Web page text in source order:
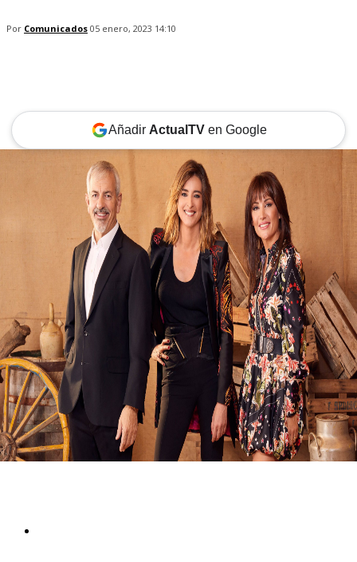
Por Comunicados 05 enero, 2023 14:10
Añadir ActualTVen Google